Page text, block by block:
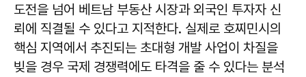
도전을 넘어 베트남 부동산 시장과 외국인 투자자 신
뢰에 직결될 수 있다고 지적한다. 실제로 호찌민시의
핵심 지역에서 추진되는 초대형 개발 사업이 차질을
빚을 경우 국제 경쟁력에도 타격을 줄 수 있다는 분석